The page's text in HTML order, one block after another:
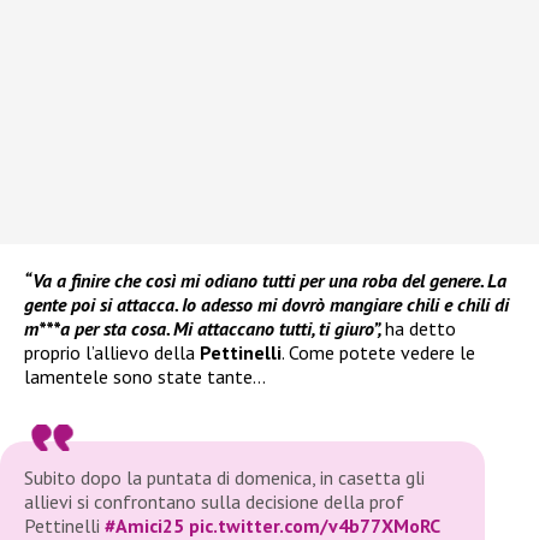
“Va a finire che così mi odiano tutti per una roba del genere. La
gente poi si attacca. Io adesso mi dovrò mangiare chili e chili di
m***a per sta cosa. Mi attaccano tutti, ti giuro”,ha detto
proprio l’allievo della Pettinelli. Come potete vedere le
lamentele sono state tante…
Subito dopo la puntata di domenica, in casetta gli
allievi si confrontano sulla decisione della prof
Pettinelli #Amici25 pic.twitter.com/v4b77XMoRC